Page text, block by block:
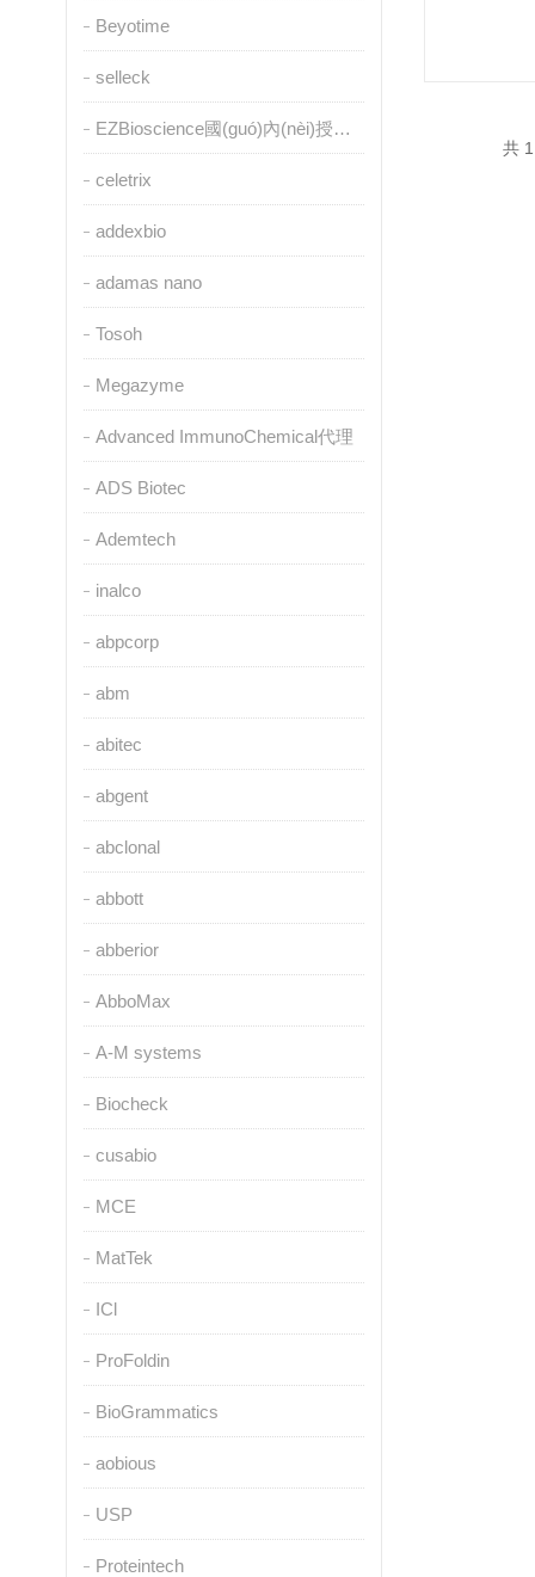
Beyotime
selleck
EZBioscience國(guó)內(nèi)授權(quán)代理
celetrix
addexbio
adamas nano
Tosoh
Megazyme
Advanced ImmunoChemical代理
ADS Biotec
Ademtech
inalco
abpcorp
abm
abitec
abgent
abclonal
abbott
abberior
AbboMax
A-M systems
Biocheck
cusabio
MCE
MatTek
ICl
ProFoldin
BioGrammatics
aobious
USP
Proteintech
共